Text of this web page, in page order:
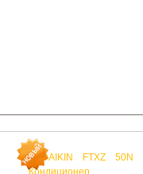
DAIKIN FTXZ 50N
/RXZ 50N